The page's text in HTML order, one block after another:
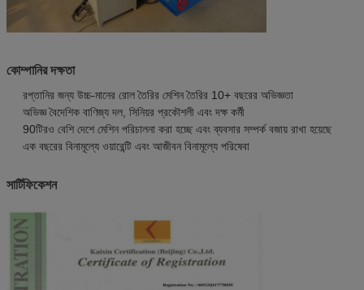
কোম্পানির দক্ষতা
রপ্তানির জন্য উচ্চ-মানের রোল তৈরির মেশিন তৈরির 10+ বছরের অভিজ্ঞতা
অভিজ্ঞ বৈদেশিক বাণিজ্য দল, সিনিয়র প্রকৌশলী এবং দক্ষ কর্মী
90টিরও বেশি দেশে মেশিন পরিচালনা করা হচ্ছে এবং ব্যবসার সম্পর্ক বজায় রাখা হয়েছে
এক বছরের বিনামূল্যে ওয়ারেন্টি এবং আজীবন বিনামূল্যে পরিষেবা
সার্টিফিকেশন